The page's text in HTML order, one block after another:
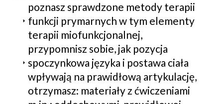
poznasz sprawdzone metody terapii
funkcji prymarnych w tym elementy
terapii miofunkcjonalnej,
przypomnisz sobie, jak pozycja
spoczynkowa języka i postawa ciała
wpływają na prawidłową artykulację,
otrzymasz: materiały z ćwiczeniami